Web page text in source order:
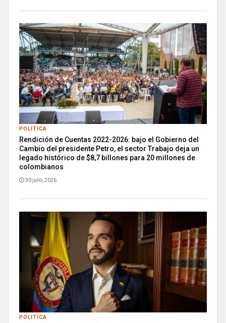
POLITICA
Rendición de Cuentas 2022-2026: bajo el Gobierno del
Cambio del presidente Petro, el sector Trabajo deja un
legado histórico de $8,7 billones para 20 millones de
colombianos
30 julio, 2026
POLITICA